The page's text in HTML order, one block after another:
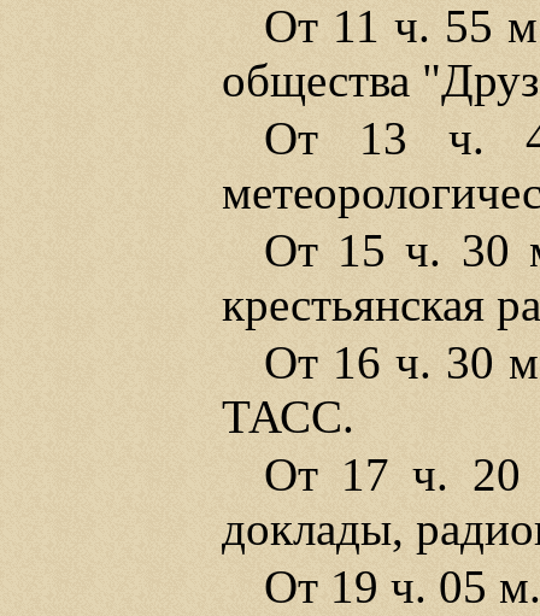
От 11 ч. 55
общества
От 13 ч.
От 15 ч. 30
крестьянская
От 16 ч. 30
ТАСС.
От 17 ч.
доклады,
От 19 ч. 05